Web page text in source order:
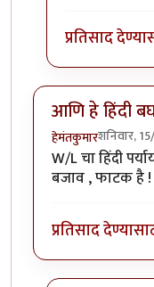
प्रतिसाद
आणि हे हिंदी
हेमंतकुमारशनिवार,
W/L चा हिंदी
बजाव , फाटक है !
प्रतिसाद